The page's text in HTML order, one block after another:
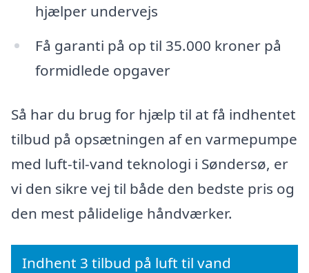
hjælper undervejs
Få garanti på op til 35.000 kroner på
formidlede opgaver
Så har du brug for hjælp til at få indhentet
tilbud på opsætningen af en varmepumpe
med luft-til-vand teknologi i Søndersø, er
vi den sikre vej til både den bedste pris og
den mest pålidelige håndværker.
Indhent 3 tilbud på luft til vand